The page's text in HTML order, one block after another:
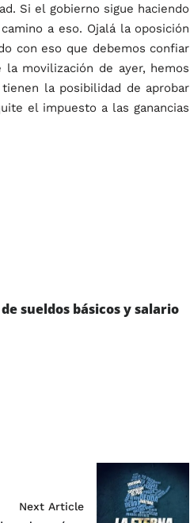
Si el gobierno sigue haciendo
a eso. Ojalá la oposición
con eso que debemos confiar
movilización de ayer, hemos
la posibilidad de aprobar
el impuesto a las ganancias
sueldos básicos y salario
Next Article